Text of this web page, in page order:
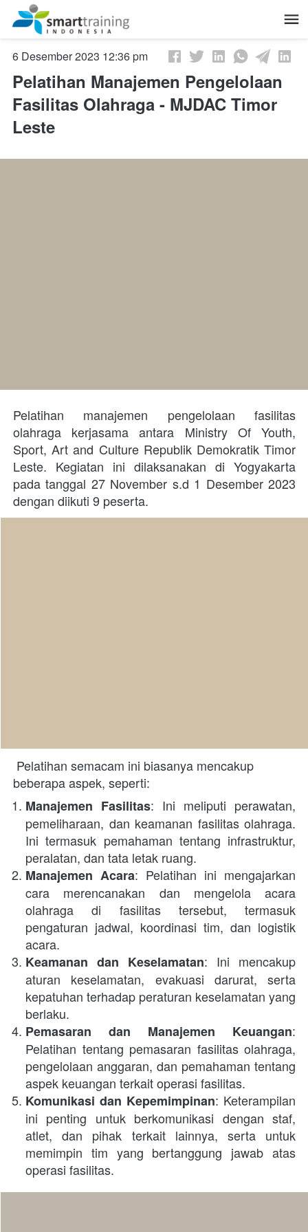
6 Desember 2023 12:36 pm
Pelatihan Manajemen Pengelolaan
Fasilitas Olahraga - MJDAC Timor
Leste
Pelatihan manajemen pengelolaan fasilitas
olahraga kerjasama antara Ministry Of Youth,
Sport, Art and Culture Republik Demokratik Timor
Leste. Kegiatan ini dilaksanakan di Yogyakarta
pada tanggal 27 November s.d 1 Desember 2023
dengan diikuti 9 peserta.
beberapa aspek, seperti:
Manajemen Fasilitas: Ini meliputi perawatan,
pemeliharaan, dan keamanan fasilitas olahraga.
Ini termasuk pemahaman tentang infrastruktur,
peralatan, dan tata letak ruang.
Manajemen Acara: Pelatihan ini mengajarkan
cara merencanakan dan mengelola acara
olahraga di fasilitas tersebut, termasuk
pengaturan jadwal, koordinasi tim, dan logistik
acara.
Keamanan dan Keselamatan: Ini mencakup
aturan keselamatan, evakuasi darurat, serta
kepatuhan terhadap peraturan keselamatan yang
berlaku.
Pemasaran dan Manajemen Keuangan:
Pelatihan tentang pemasaran fasilitas olahraga,
pengelolaan anggaran, dan pemahaman tentang
aspek keuangan terkait operasi fasilitas.
Komunikasi dan Kepemimpinan: Keterampilan
ini penting untuk berkomunikasi dengan staf,
atlet, dan pihak terkait lainnya, serta untuk
memimpin tim yang bertanggung jawab atas
operasi fasilitas.